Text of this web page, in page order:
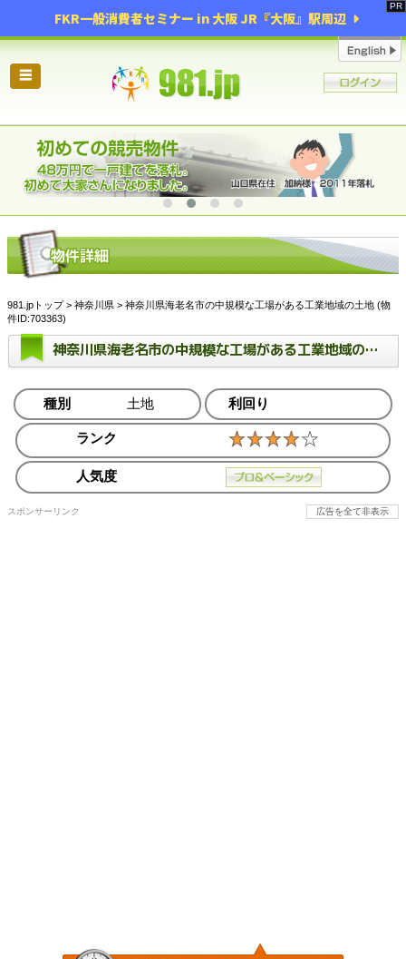
FKR一般消費者セミナー in 大阪 JR『大阪』駅周辺
☰
981.jpトップ> 神奈川県 > 神奈川県海老名市の中規模な工場がある工業地域の土地 (物
件ID:703363)
神奈川県海老名市の中規模な工場がある工業地域の土地
種別 土地 利回り
ランク
人気度
スポンサーリンク 広告を全て非表示